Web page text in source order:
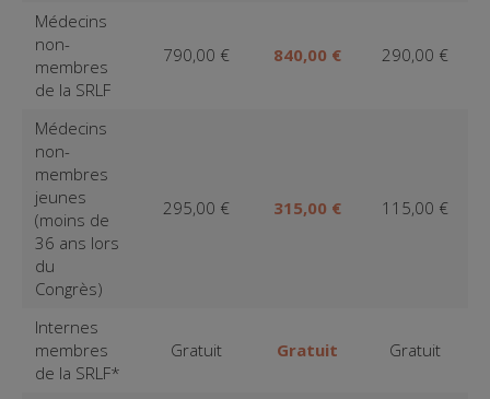
Médecins
non-
membres
de la SRLF
790,00 € 840,00 € 290,00 €
Médecins
non-
membres
jeunes
(moins de
36 ans lors
du
Congrès)
295,00 € 315,00 € 115,00 €
Internes
membres
de la SRLF*
Gratuit Gratuit Gratuit